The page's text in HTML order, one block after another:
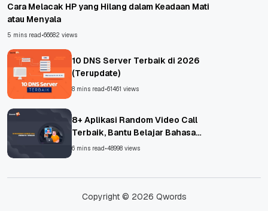
Cara Melacak HP yang Hilang dalam Keadaan Mati
atau Menyala
5 mins read•66682 views
10 DNS Server Terbaik di 2026
(Terupdate)
8 mins read•61461 views
8+ Aplikasi Random Video Call
Terbaik, Bantu Belajar Bahasa
Asing!
6 mins read•48998 views
Copyright © 2026 Qwords